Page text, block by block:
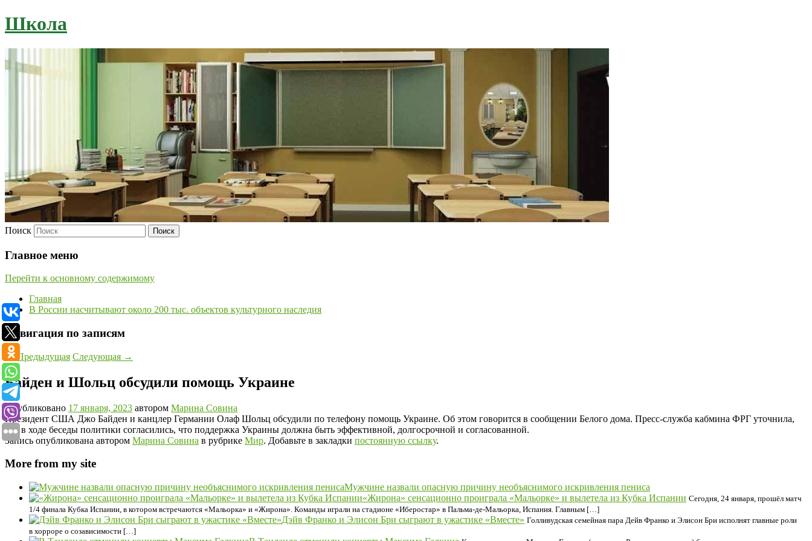
Школа
Поиск
Главное меню
Перейти к основному содержимому
Главная
В России насчитывают около 200 тыс. объектов культурного наследия
Навигация по записям
←Предыдущая Следующая →
Байден и Шольц обсудили помощь Украине
Опубликовано 17 января, 2023 автором Марина Совина
Президент США Джо Байден и канцлер Германии Олаф Шольц обсудили по телефону помощь Украине. Об этом говорится в сообщении Белого дома. Пресс-служба кабмина ФРГ уточнила,
что в ходе беседы политики согласились, что поддержка Украины должна быть эффективной, долгосрочной и согласованной.
Запись опубликована автором Марина Совина в рубрике Мир. Добавьте в закладки постоянную ссылку.
More from my site
Мужчине назвали опасную причину необъяснимого искривления пениса
«Жирона» сенсационно проиграла «Мальорке» и вылетела из Кубка Испании Сегодня, 24 января, прошёл матч
1/4 финала Кубка Испании, в котором встречаются «Мальорка» и «Жирона». Команды играли на стадионе «Иберостар» в Пальма-де-Мальорка, Испания. Главным […]
Дэйв Франко и Элисон Бри сыграют в ужастике «Вместе» Голливудская семейная пара Дейв Франко и Элисон Бри исполнят главные роли
в хорроре о созависимости […]